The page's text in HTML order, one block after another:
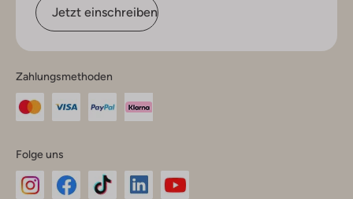
Jetzt einschreiben
Zahlungsmethoden
Folge uns